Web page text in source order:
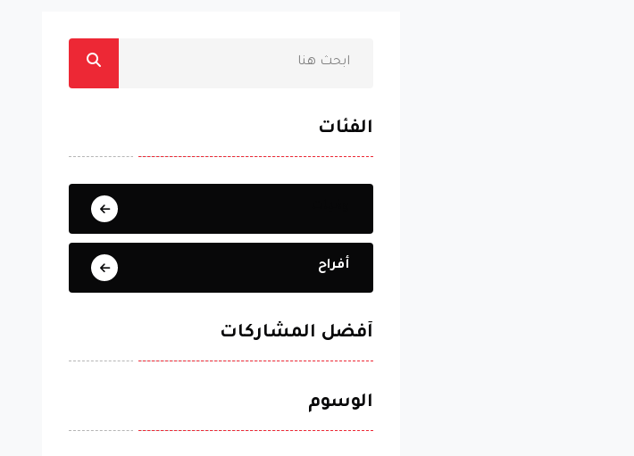
الفئات
أفراح
أفضل المشاركات
الوسوم